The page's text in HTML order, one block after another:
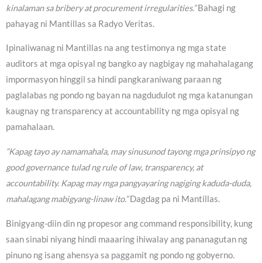
kinalaman sa bribery at procurement irregularities.”Bahagi ng
pahayag ni Mantillas sa Radyo Veritas.
Ipinaliwanag ni Mantillas na ang testimonya ng mga state
auditors at mga opisyal ng bangko ay nagbigay ng mahahalagang
impormasyon hinggil sa hindi pangkaraniwang paraan ng
paglalabas ng pondo ng bayan na nagdudulot ng mga katanungan
kaugnay ng transparency at accountability ng mga opisyal ng
pamahalaan.
“Kapag tayo ay namamahala, may sinusunod tayong mga prinsipyo ng
good governance tulad ng rule of law, transparency, at
accountability. Kapag may mga pangyayaring nagiging kaduda-duda,
mahalagang mabigyang-linaw ito.”Dagdag pa ni Mantillas.
Binigyang-diin din ng propesor ang command responsibility, kung
saan sinabi niyang hindi maaaring ihiwalay ang pananagutan ng
pinuno ng isang ahensya sa paggamit ng pondo ng gobyerno.